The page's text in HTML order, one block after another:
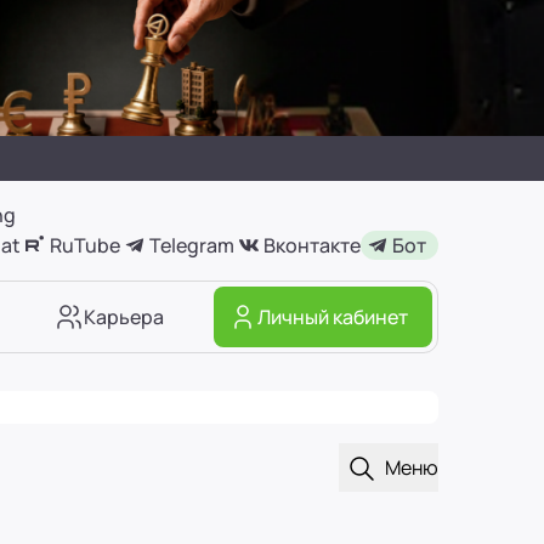
RuTube Telegram Вконтакте Бот
Карьера Личный кабинет
Меню
Открыть поиск